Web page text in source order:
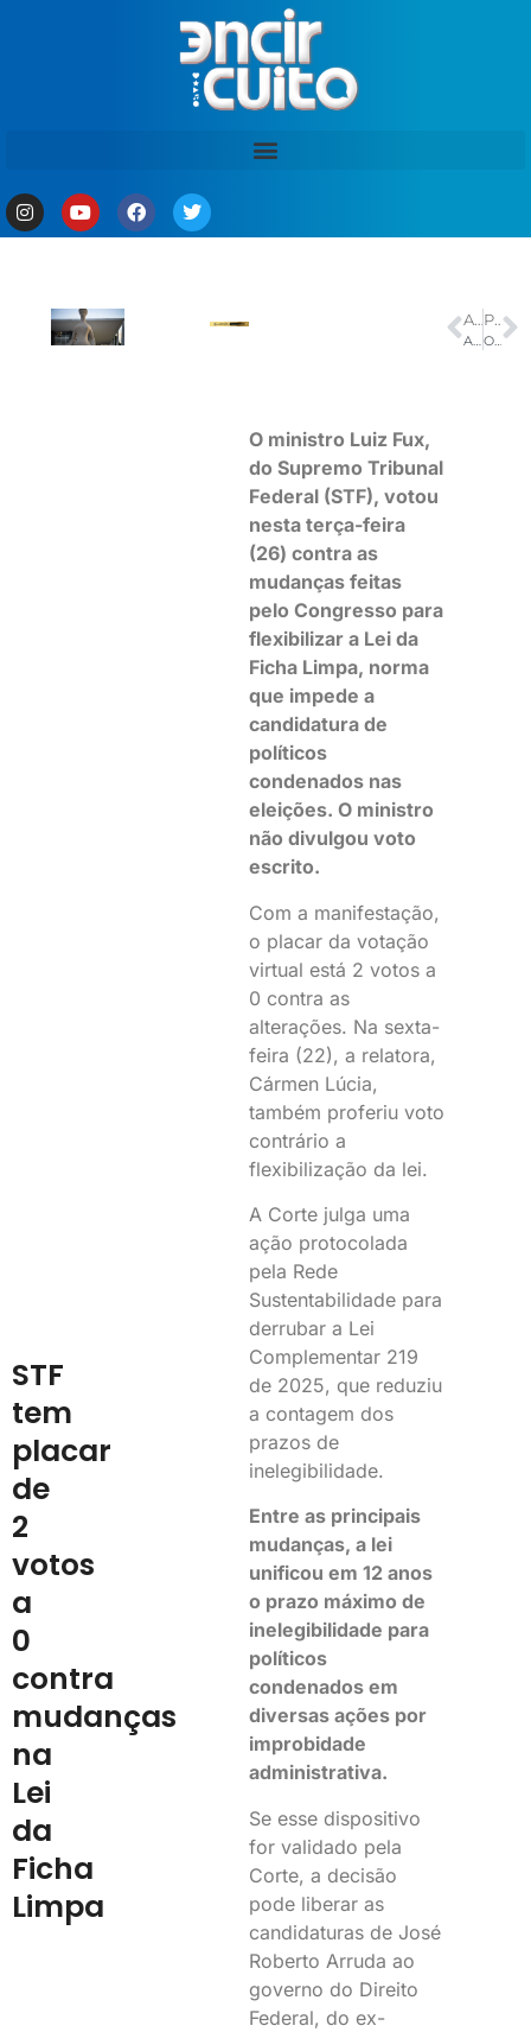
STF
tem
placar
de
2
votos
a
0
contra
mudanças
na
Lei
da
Ficha
Limpa
O ministro Luiz Fux,
do Supremo Tribunal
Federal (STF), votou
nesta terça-feira
(26) contra as
mudanças feitas
pelo Congresso para
flexibilizar a Lei da
Ficha Limpa, norma
que impede a
candidatura de
políticos
condenados nas
eleições. O ministro
não divulgou voto
escrito.
Com a manifestação,
o placar da votação
virtual está 2 votos a
0 contra as
alterações. Na sexta-
feira (22), a relatora,
Cármen Lúcia,
também proferiu voto
contrário a
flexibilização da lei.
A Corte julga uma
ação protocolada
pela Rede
Sustentabilidade para
derrubar a Lei
Complementar 219
de 2025, que reduziu
a contagem dos
prazos de
inelegibilidade.
Entre as principais
mudanças, a lei
unificou em 12 anos
o prazo máximo de
inelegibilidade para
políticos
condenados em
diversas ações por
improbidade
administrativa.
Se esse dispositivo
for validado pela
Corte, a decisão
pode liberar as
candidaturas de José
Roberto Arruda ao
governo do Direito
Federal, do ex-
ANTERIOR PRÓXIMO
Oitavas de final da Copa do Brasil 2026: veja os confrontos e mandos de campo